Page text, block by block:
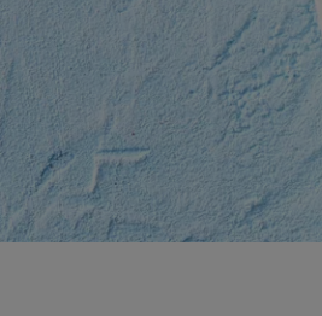
Procater ApS
Waffle Supply